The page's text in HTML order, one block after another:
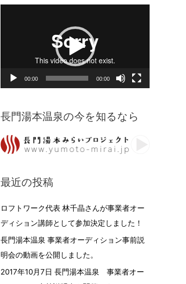
ヤ
00:00 00:00
長門湯本温泉の今を知るなら
最近の投稿
ロフトワーク代表 林千晶さんが事業者オー
ディション講師として参加決定しました！
長門湯本温泉 事業者オーディション事前説
明会の動画を公開しました。
2017年10月7日 長門湯本温泉 事業者オー